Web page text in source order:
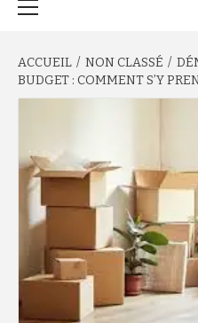
ACCUEIL NON CLASSÉ
BUDGET : COMMENT S’Y